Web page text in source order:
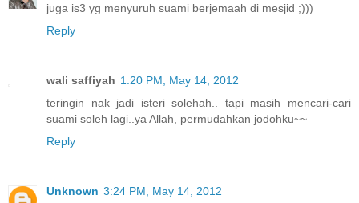
juga is3 yg menyuruh suami berjemaah di mesjid ;)))
Reply
wali saffiyah 1:20 PM, May 14, 2012
teringin nak jadi isteri solehah.. tapi masih mencari-cari
suami soleh lagi..ya Allah, permudahkan jodohku~~
Reply
Unknown 3:24 PM, May 14, 2012